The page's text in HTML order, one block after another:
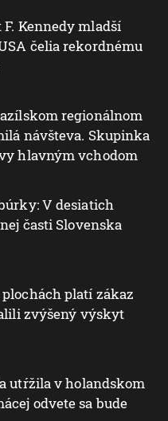
Kennedy mladší
čelia rekordnému
regionálnom
návšteva. Skupinka
hlavným vchodom
V desiatich
časti Slovenska
platí zákaz
zvýšený výskyt
utŕžila v holandskom
odvete sa bude